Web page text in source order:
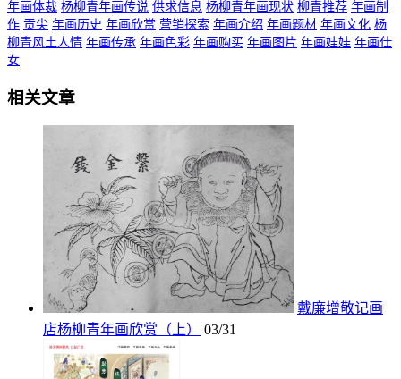
年画体裁 杨柳青年画传说 供求信息 杨柳青年画现状 柳青推荐 年画制
作 贡尖 年画历史 年画欣赏 营销探索 年画介绍 年画题材 年画文化 杨
柳青风土人情 年画传承 年画色彩 年画购买 年画图片 年画娃娃 年画仕
女
相关文章
戴廉增敬记画
店杨柳青年画欣赏（上）
03/31